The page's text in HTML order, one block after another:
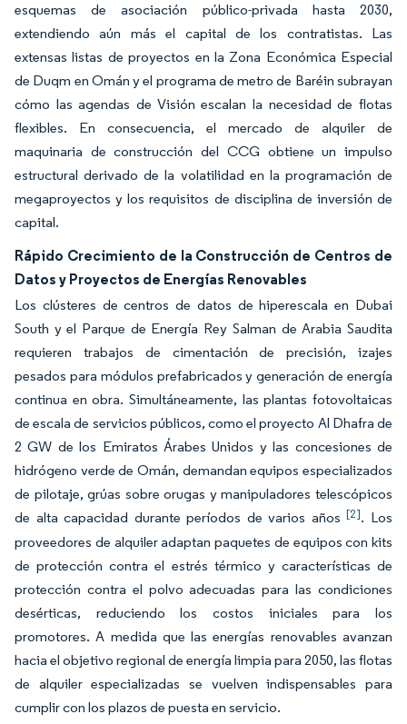
esquemas de asociación público-privada hasta 2030,
extendiendo aún más el capital de los contratistas. Las
extensas listas de proyectos en la Zona Económica Especial
de Duqm en Omán y el programa de metro de Baréin subrayan
cómo las agendas de Visión escalan la necesidad de flotas
flexibles. En consecuencia, el mercado de alquiler de
maquinaria de construcción del CCG obtiene un impulso
estructural derivado de la volatilidad en la programación de
megaproyectos y los requisitos de disciplina de inversión de
capital.
Rápido Crecimiento de la Construcción de Centros de
Datos y Proyectos de Energías Renovables
Los clústeres de centros de datos de hiperescala en Dubai
South y el Parque de Energía Rey Salman de Arabia Saudita
requieren trabajos de cimentación de precisión, izajes
pesados para módulos prefabricados y generación de energía
continua en obra. Simultáneamente, las plantas fotovoltaicas
de escala de servicios públicos, como el proyecto Al Dhafra de
2 GW de los Emiratos Árabes Unidos y las concesiones de
hidrógeno verde de Omán, demandan equipos especializados
de pilotaje, grúas sobre orugas y manipuladores telescópicos
de alta capacidad durante períodos de varios años[2]. Los
proveedores de alquiler adaptan paquetes de equipos con kits
de protección contra el estrés térmico y características de
protección contra el polvo adecuadas para las condiciones
desérticas, reduciendo los costos iniciales para los
promotores. A medida que las energías renovables avanzan
hacia el objetivo regional de energía limpia para 2050, las flotas
de alquiler especializadas se vuelven indispensables para
cumplir con los plazos de puesta en servicio.